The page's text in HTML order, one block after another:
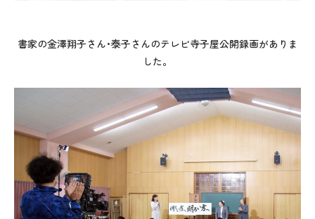
書家の金澤翔子さん･泰子さんのテレビ寺子屋公開録画がありま
した。